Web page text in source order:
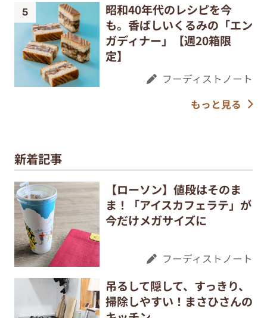
昭和40年代のレシピを今
も。香ばしいくるみの「エン
ガディナー」【週20箱限
定】
フーディストノート
もっと見る
新着記事
【ローソン】値段はそのま
ま！「アイスカフェラテ」が
今だけメガサイズに
フーディストノート
吊るして隠して、すっきり、
掃除しやすい！まさひさんの